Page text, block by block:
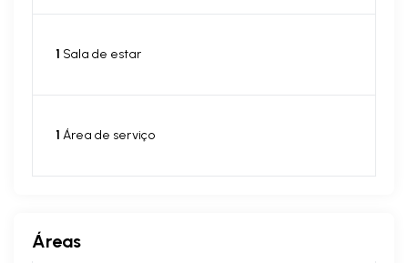
1 Sala de estar
1 Área de serviço
Áreas